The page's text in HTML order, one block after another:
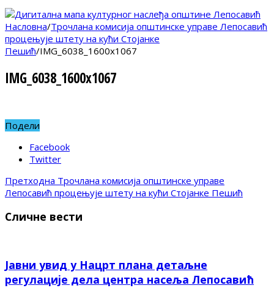
Насловна/Трочлана комисија општинске управе Лепосавић
процењује штету на кући Стојанке
Пешић/IMG_6038_1600x1067
IMG_6038_1600x1067
Подели
Facebook
Twitter
Претходна Трочлана комисија општинске управе
Лепосавић процењује штету на кући Стојанке Пешић
Сличне вести
Јавни увид у Нацрт плана детаљне
регулације дела центра насеља Лепосавић